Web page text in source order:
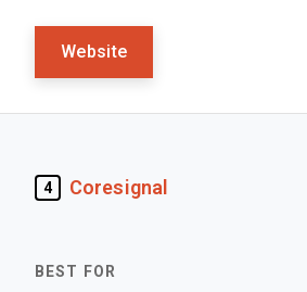
Website
4 Coresignal